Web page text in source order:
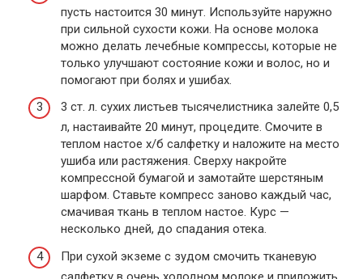
пусть настоится 30 минут. Используйте наружно
при сильной сухости кожи. На основе молока
можно делать лечебные компрессы, которые не
только улучшают состояние кожи и волос, но и
помогают при болях и ушибах.
3 ст. л. сухих листьев тысячелистника залейте 0,5
л, настаивайте 20 минут, процедите. Смочите в
теплом настое х/б салфетку и наложите на место
ушиба или растяжения. Сверху накройте
компрессной бумагой и замотайте шерстяным
шарфом. Ставьте компресс заново каждый час,
смачивая ткань в теплом настое. Курс —
несколько дней, до спадания отека.
При сухой экземе с зудом смочить тканевую